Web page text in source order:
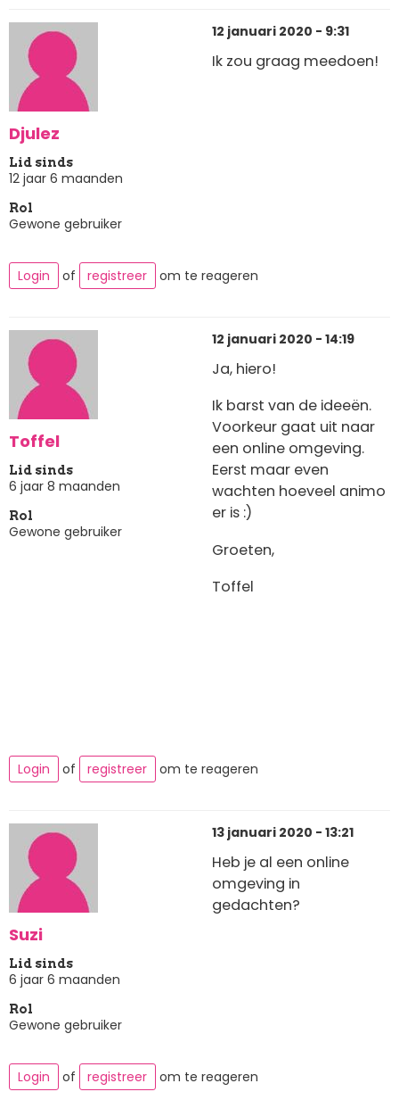
Djulez
Lid sinds
12 jaar 6 maanden
Rol
Gewone gebruiker
12 januari 2020 - 9:31
Ik zou graag meedoen!
Login of registreer om te reageren
Toffel
Lid sinds
6 jaar 8 maanden
Rol
Gewone gebruiker
12 januari 2020 - 14:19
Ja, hiero!
Ik barst van de ideeën.
Voorkeur gaat uit naar
een online omgeving.
Eerst maar even
wachten hoeveel animo
er is :)
Groeten,
Toffel
Login of registreer om te reageren
Suzi
Lid sinds
6 jaar 6 maanden
Rol
Gewone gebruiker
13 januari 2020 - 13:21
Heb je al een online
omgeving in
gedachten?
Login of registreer om te reageren